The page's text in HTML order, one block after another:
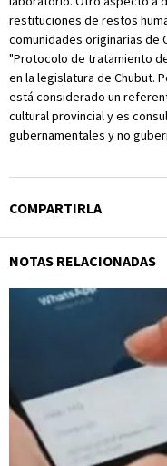
restituciones de restos
comunidades originarias de
"Protocolo de tratamiento de
en la legislatura de Chubut.
está considerado un
cultural provincial y es
gubernamentales y no
COMPARTIRLA
NOTAS RELACIONADAS